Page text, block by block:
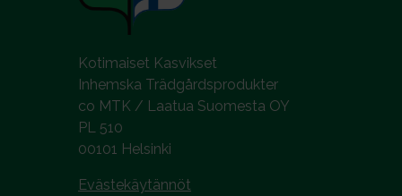
Kotimaiset Kasvikset
Inhemska Trädgårdsprodukter
co MTK / Laatua Suomesta OY
PL 510
00101 Helsinki
Evästekäytännöt